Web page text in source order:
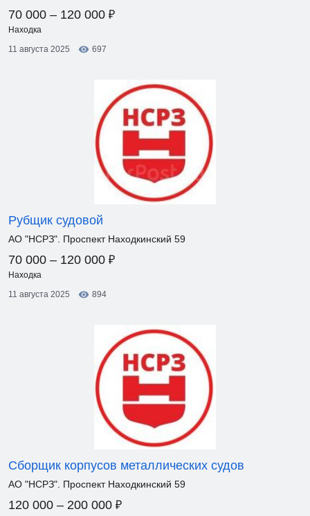
70 000 – 120 000 ₽
Находка
11 августа 2025
697
Рубщик судовой
АО "НСРЗ". Проспект Находкинский 59
70 000 – 120 000 ₽
Находка
11 августа 2025
894
Сборщик корпусов металлических судов
АО "НСРЗ". Проспект Находкинский 59
120 000 – 200 000 ₽